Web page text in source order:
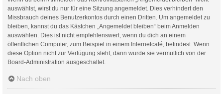
auswählst, wirst du nur für eine Sitzung angemeldet. Dies verhindert den
Missbrauch deines Benutzerkontos durch einen Dritten. Um angemeldet zu
bleiben, kannst du das Kästchen „Angemeldet bleiben“ beim Anmelden
auswählen. Dies ist nicht empfehlenswert, wenn du dich an einem
öffentlichen Computer, zum Beispiel in einem Internetcafé, befindest. Wenn
diese Option nicht zur Verfügung steht, dann wurde sie vermutlich von der
Board-Administration ausgeschaltet.
Nach oben